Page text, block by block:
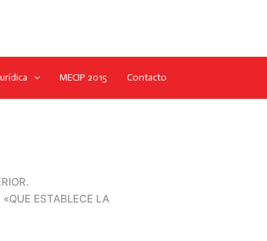
MECIP 2015 Contacto
ESTABLECE LA